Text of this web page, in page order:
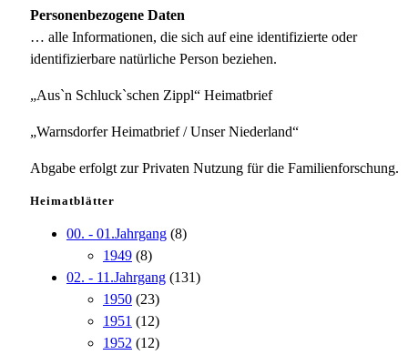
Personenbezogene Daten
… alle Informationen, die sich auf eine identifizierte oder
identifizierbare natürliche Person beziehen.
„Aus`n Schluck`schen Zippl“ Heimatbrief
„Warnsdorfer Heimatbrief / Unser Niederland“
Abgabe erfolgt zur Privaten Nutzung für die Familienforschung.
Heimatblätter
00. - 01.Jahrgang (8)
1949 (8)
02. - 11.Jahrgang (131)
1950 (23)
1951 (12)
1952 (12)